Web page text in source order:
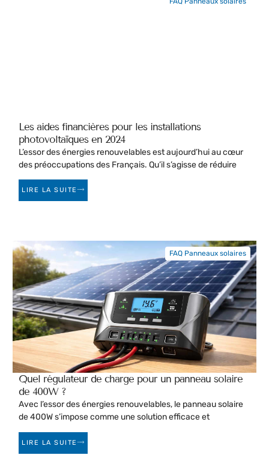
Les aides financières pour les installations
photovoltaïques en 2024
L’essor des énergies renouvelables est aujourd’hui au cœur
des préoccupations des Français. Qu’il s’agisse de réduire
LIRE LA SUITE
Quel régulateur de charge pour un panneau solaire
de 400W ?
Avec l’essor des énergies renouvelables, le panneau solaire
de 400W s’impose comme une solution efficace et
LIRE LA SUITE
FAQ Panneaux solaires